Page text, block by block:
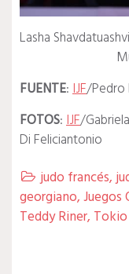
Lasha
FUENTE:IJF/Pedro
FOTOS:IJF/
Di Feliciantonio
 judo francés,
georgiano,Juegos
Teddy Riner,